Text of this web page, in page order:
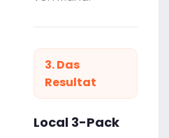
3. Das
Resultat
Local 3-Pack